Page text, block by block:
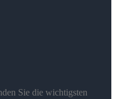
Sie die wichtigsten